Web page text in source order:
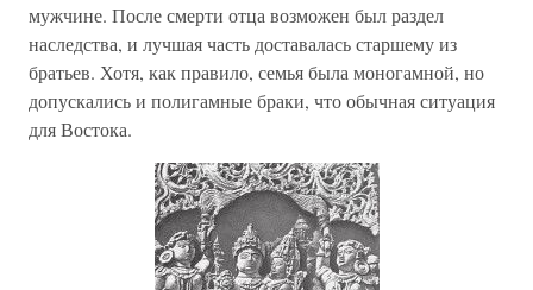
мужчине. После смерти отца возможен был раздел
наследства, и лучшая часть доставалась старшему из
братьев. Хотя, как правило, семья была моногамной, но
допускались и полигамные браки, что обычная ситуация
для Востока.